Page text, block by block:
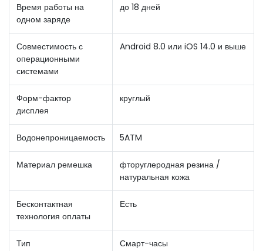
Время работы на
одном заряде
до 18 дней
Совместимость с
операционными
системами
Android 8.0 или iOS 14.0 и выше
Форм-фактор
дисплея
круглый
Водонепроницаемость 5ATM
Материал ремешка
фторуглеродная резина /
натуральная кожа
Бесконтактная
технология оплаты
Есть
Тип Смарт-часы